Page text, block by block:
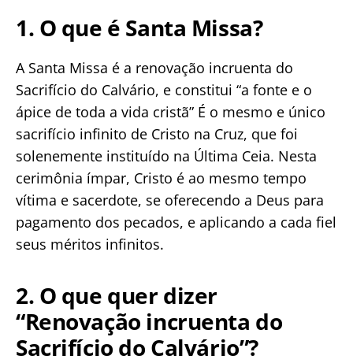
c
e
b
o
o
k
at
s
A
p
p
itt
er
ai
l
p
y
Li
n
k
ar
e
1. O que é Santa Missa?
A Santa Missa é a renovação incruenta do
Sacrifício do Calvário, e constitui “a fonte e o
ápice de toda a vida cristã” É o mesmo e único
sacrifício infinito de Cristo na Cruz, que foi
solenemente instituído na Última Ceia. Nesta
cerimônia ímpar, Cristo é ao mesmo tempo
vítima e sacerdote, se oferecendo a Deus para
pagamento dos pecados, e aplicando a cada fiel
seus méritos infinitos.
2. O que quer dizer
“Renovação incruenta do
Sacrifício do Calvário”?